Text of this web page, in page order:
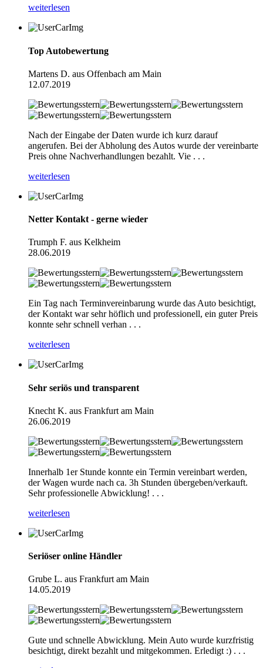
weiterlesen
Top Autobewertung
Martens D. aus Offenbach am Main
12.07.2019
Nach der Eingabe der Daten wurde ich kurz darauf
angerufen. Bei der Abholung des Autos wurde der vereinbarte
Preis ohne Nachverhandlungen bezahlt. Vie . . .
weiterlesen
Netter Kontakt - gerne wieder
Trumph F. aus Kelkheim
28.06.2019
Ein Tag nach Terminvereinbarung wurde das Auto besichtigt,
der Kontakt war sehr höflich und professionell, ein guter Preis
konnte sehr schnell verhan . . .
weiterlesen
Sehr seriös und transparent
Knecht K. aus Frankfurt am Main
26.06.2019
Innerhalb 1er Stunde konnte ein Termin vereinbart werden,
der Wagen wurde nach ca. 3h Stunden übergeben/verkauft.
Sehr professionelle Abwicklung! . . .
weiterlesen
Seriöser online Händler
Grube L. aus Frankfurt am Main
14.05.2019
Gute und schnelle Abwicklung. Mein Auto wurde kurzfristig
besichtigt, direkt bezahlt und mitgekommen. Erledigt :) . . .